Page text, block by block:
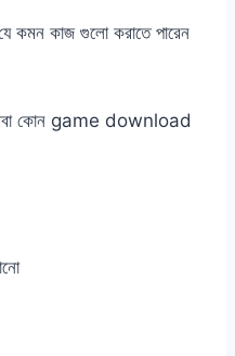
কমন কাজ গুলো করাতে পারেন
কোন game download